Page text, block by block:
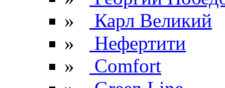
»
Карл Великий
»
Нефертити
»
Comfort